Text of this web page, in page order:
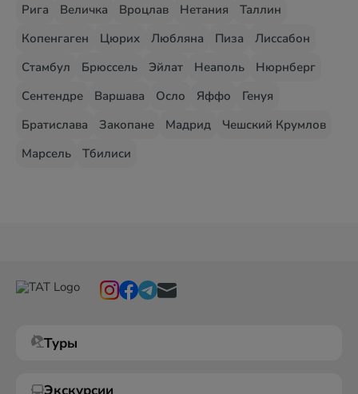
Рига
Величка Вроцлав Нетания
Таллин
Копенгаген
Цюрих Любляна Пиза
Лиссабон
Стамбул
Брюссель Эйлат Неаполь
Нюрнберг
Сентендре
Варшава Осло Яффо
Генуя
Братислава
Закопане Мадрид
Чешский Крумлов
Марсель
Тбилиси
Туры